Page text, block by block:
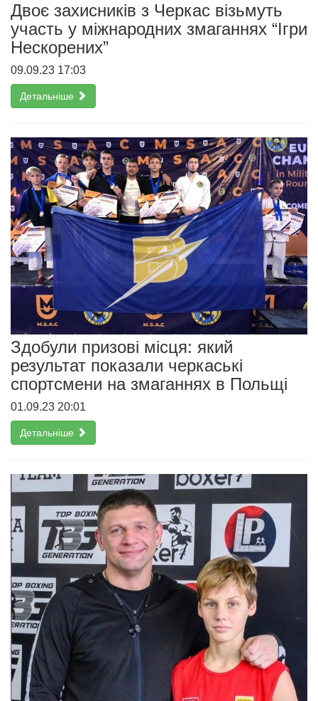
Двоє захисників з Черкас візьмуть
участь у міжнародних змаганнях “Ігри
Нескорених”
09.09.23 17:03
Детальніше
Здобули призові місця: який
результат показали черкаські
спортсмени на змаганнях в Польщі
01.09.23 20:01
Детальніше